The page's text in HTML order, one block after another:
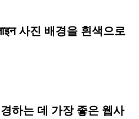
사진 배경을 흰색으로
하는 데 가장 좋은 웹사